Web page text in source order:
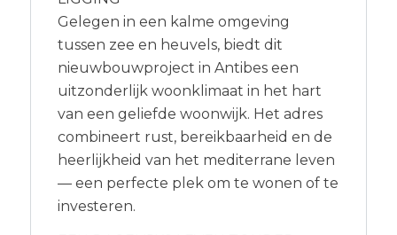
Gelegen in een kalme omgeving
tussen zee en heuvels, biedt dit
nieuwbouwproject in Antibes een
uitzonderlijk woonklimaat in het hart
van een geliefde woonwijk. Het adres
combineert rust, bereikbaarheid en de
heerlijkheid van het mediterrane leven
— een perfecte plek om te wonen of te
investeren.